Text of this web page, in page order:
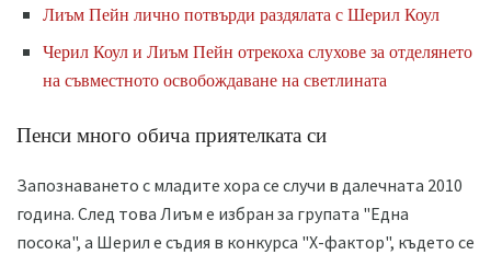
Лиъм Пейн лично потвърди раздялата с Шерил Коул
Черил Коул и Лиъм Пейн отрекоха слухове за отделянето
на съвместното освобождаване на светлината
Пенси много обича приятелката си
Запознаването с младите хора се случи в далечната 2010
година. След това Лиъм е избран за групата "Една
посока", а Шерил е съдия в конкурса "Х-фактор", където се